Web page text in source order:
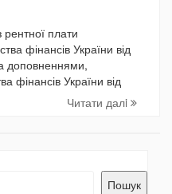
плати
фінансів України від
доповненнями,
фінансів України від
Читати далi
Пошук